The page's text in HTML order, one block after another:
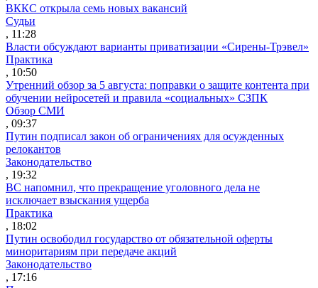
ВККС открыла семь новых вакансий
Судьи
, 11:28
Власти обсуждают варианты приватизации «Сирены-Трэвел»
Практика
, 10:50
Утренний обзор за 5 августа: поправки о защите контента при
обучении нейросетей и правила «социальных» СЗПК
Обзор СМИ
, 09:37
Путин подписал закон об ограничениях для осужденных
релокантов
Законодательство
, 19:32
ВС напомнил, что прекращение уголовного дела не
исключает взыскания ущерба
Практика
, 18:02
Путин освободил государство от обязательной оферты
миноритариям при передаче акций
Законодательство
, 17:16